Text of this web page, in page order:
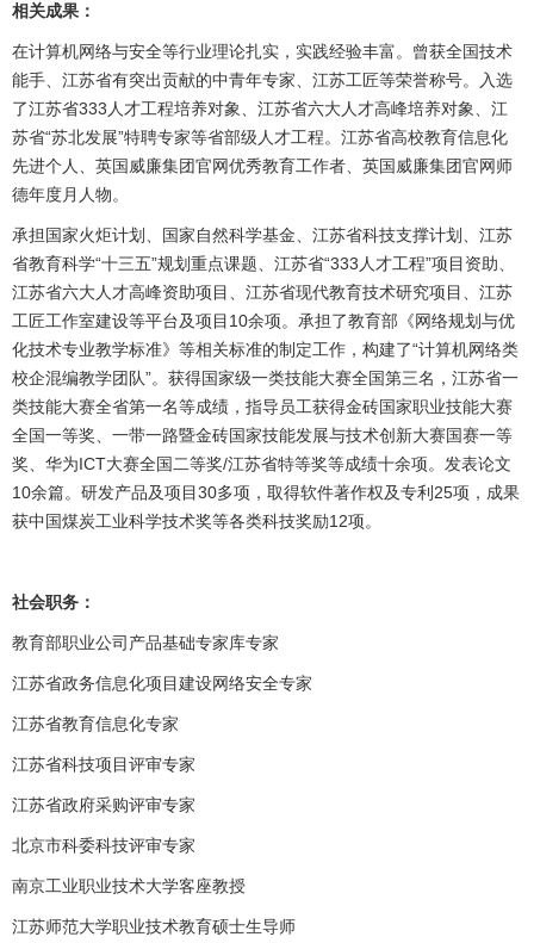
相关成果：
在计算机网络与安全等行业理论扎实，实践经验丰富。曾获全国技术
能手、江苏省有突出贡献的中青年专家、江苏工匠等荣誉称号。入选
了江苏省333人才工程培养对象、江苏省六大人才高峰培养对象、江
苏省“苏北发展”特聘专家等省部级人才工程。江苏省高校教育信息化
先进个人、英国威廉集团官网优秀教育工作者、英国威廉集团官网师
德年度月人物。
承担国家火炬计划、国家自然科学基金、江苏省科技支撑计划、江苏
省教育科学“十三五”规划重点课题、江苏省“333人才工程”项目资助、
江苏省六大人才高峰资助项目、江苏省现代教育技术研究项目、江苏
工匠工作室建设等平台及项目10余项。承担了教育部《网络规划与优
化技术专业教学标准》等相关标准的制定工作，构建了“计算机网络类
校企混编教学团队”。获得国家级一类技能大赛全国第三名，江苏省一
类技能大赛全省第一名等成绩，指导员工获得金砖国家职业技能大赛
全国一等奖、一带一路暨金砖国家技能发展与技术创新大赛国赛一等
奖、华为ICT大赛全国二等奖/江苏省特等奖等成绩十余项。发表论文
10余篇。研发产品及项目30多项，取得软件著作权及专利25项，成果
获中国煤炭工业科学技术奖等各类科技奖励12项。
社会职务：
教育部职业公司产品基础专家库专家
江苏省政务信息化项目建设网络安全专家
江苏省教育信息化专家
江苏省科技项目评审专家
江苏省政府采购评审专家
北京市科委科技评审专家
南京工业职业技术大学客座教授
江苏师范大学职业技术教育硕士生导师